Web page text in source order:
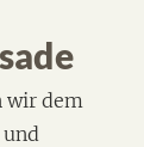
wir dem